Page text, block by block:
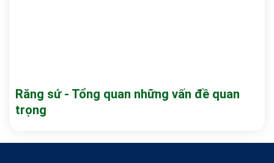
Răng sứ - Tổng quan những vấn đề quan
trọng